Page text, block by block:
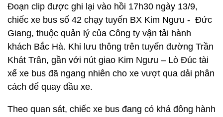
Đoạn clip được ghi lại vào hồi 17h30 ngày 13/9,
chiếc xe bus số 42 chạy tuyến BX Kim Ngưu - Đức
Giang, thuộc quản lý của Công ty vận tải hành
khách Bắc Hà. Khi lưu thông trên tuyến đường Trần
Khát Trân, gần với nút giao Kim Ngưu – Lò Đúc tài
xế xe bus đã ngang nhiên cho xe vượt qua dải phân
cách để quay đầu xe.
Theo quan sát, chiếc xe bus đang có khá đông hành